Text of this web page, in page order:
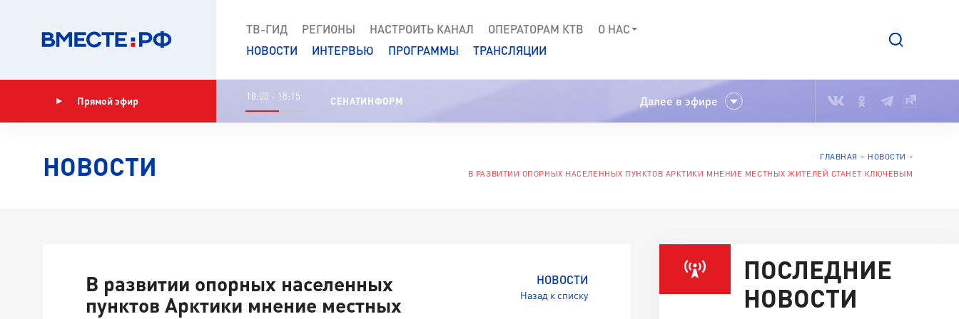
ТВ-ГИД РЕГИОНЫ НАСТРОИТЬ КАНАЛ ОПЕРАТОРАМ КТВ
О НАС
НОВОСТИ
ИНТЕРВЬЮ ПРОГРАММЫ ТРАНСЛЯЦИИ
Прямой эфир 18:00 - 18:15 СЕНАТИНФОРМ Далее в эфире
НОВОСТИ ГЛАВНАЯ
НОВОСТИ
В РАЗВИТИИ ОПОРНЫХ НАСЕЛЕННЫХ ПУНКТОВ АРКТИКИ МНЕНИЕ МЕСТНЫХ ЖИТЕЛЕЙ СТАНЕТ КЛЮЧЕВЫМ
НОВОСТИ
Назад к списку
В развитии опорных населенных
пунктов Арктики мнение местных
ПОСЛЕДНИЕ
НОВОСТИ